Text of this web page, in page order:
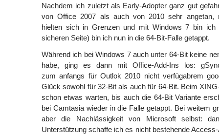
Nachdem ich zuletzt als Early-Adopter ganz gut
von Office 2007 als auch von 2010 sehr angetan,
hielten sich in Grenzen und mit Windows 7 bin ich
sicheren Seite) bin ich nun in die 64-Bit-Falle getappt.
Während ich bei Windows 7 auch unter 64-Bit keine
habe, ging es dann mit Office-Add-Ins los:
zum anfangs für Outlok 2010 nicht verfügabrem
Glück sowohl für 32-Bit als auch für 64-Bit. Beim
schon etwas warten, bis auch die 64-Bit Variante
bei Camtasia wieder in die Falle getappt. Bei weitem
aber die Nachlässigkeit von Microsoft selbst:
Unterstützung schaffe ich es nicht bestehende